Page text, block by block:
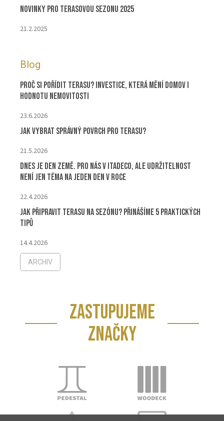
Novinky pro terasovou sezonu 2025
21.2.2025
Blog
Proč si pořídit terasu? Investice, která mění domov i
hodnotu nemovitosti
23.6.2026
Jak vybrat správný povrch pro terasu?
21.5.2026
Dnes je Den Země. Pro nás v ITADECO, ale udržitelnost
není jen téma na jeden den v roce
22.4.2026
Jak připravit terasu na sezónu? Přinášíme 5 praktických
tipů
14.4.2026
ARCHIV
ZASTUPUJEME
ZNAČKY